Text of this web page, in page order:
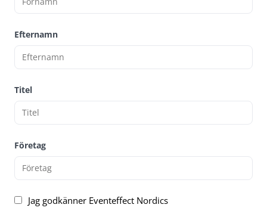
Efternamn
Titel
Företag
Jag godkänner Eventeffect Nordics